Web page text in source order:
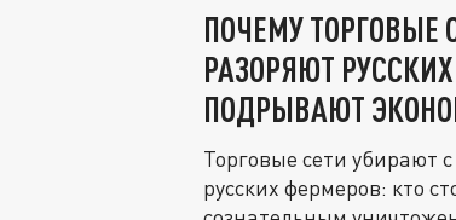
ПОЧЕМУ ТОРГОВЫЕ
РАЗОРЯЮТ
ПОДРЫВАЮТ
Торговые сети убирают
русских фермеров: кто